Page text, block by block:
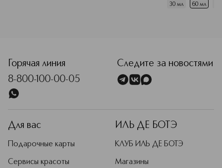
30 мл 60 мл
Горячая линия
8-800-100-00-05
Следите за новостями
Для вас
Подарочные карты
Сервисы красоты
ИЛЬ ДЕ БОТЭ
КЛУБ ИЛЬ ДЕ БОТЭ
Магазины